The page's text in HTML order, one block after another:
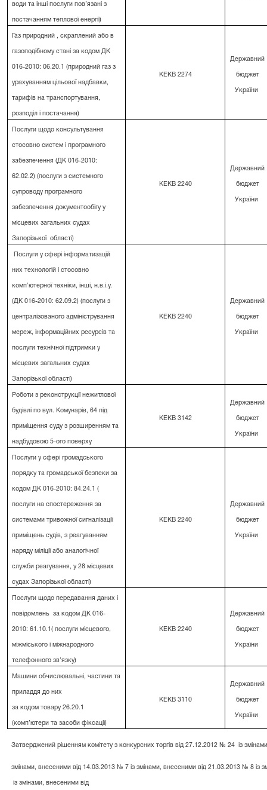
води та інші послуги пов’язані з
постачанням теплової енергії)
Газ природний , скраплений або в
газоподібному стані за кодом ДК
016-2010: 06.20.1 (природний газ з
урахуванням цільової надбавки,
тарифів на транспортування,
розподіл і постачання)
КЕКВ 2274
Державний
бюджет
України
Послуги щодо консультування
стосовно систем і програмного
забезпечення (ДК 016-2010:
62.02.2) (послуги з системного
супроводу програмного
забезпечення документообігу у
місцевих загальних судах
Запорізької області)
КЕКВ 2240
Державний
бюджет
України
Послуги у сфері інформатизацій
них технологій і стосовно
комп’ютерної техніки, інші, н.в.і.у.
(ДК 016-2010: 62.09.2) (послуги з
централізованого адміністрування
мереж, інформаційних ресурсів та
послуги технічної підтримки у
місцевих загальних судах
Запорізької області)
КЕКВ 2240
Державний
бюджет
України
Роботи з реконструкції нежитлової
будівлі по вул. Комунарів, 64 під
приміщення суду з розширенням та
надбудовою 5-ого поверху
КЕКВ 3142
Державний
бюджет
України
Послуги у сфері громадського
порядку та громадської безпеки за
кодом ДК 016-2010: 84.24.1 (
послуги на спостереження за
системами тривожної сигналізації
приміщень судів, з реагуванням
наряду міліції або аналогічної
служби реагування, у 28 місцевих
судах Запорізької області)
КЕКВ 2240
Державний
бюджет
України
Послуги щодо передавання даних і
повідомлень за кодом ДК 016-
2010: 61.10.1( послуги місцевого,
міжміського і міжнародного
телефонного зв'язку)
КЕКВ 2240
Державний
бюджет
України
Машини обчислювальні, частини та
приладдя до них
за кодом товару 26.20.1
(комп’ютери та засоби фіксації)
КЕКВ 3110
Державний
бюджет
України
Затверджений рішенням комітету з конкурсних торгів від 27.12.2012 № 24 із
змінами, внесеними від 14.03.2013 № 7 із змінами, внесеними від 21.03.2013 № 8
із змінами, внесеними від